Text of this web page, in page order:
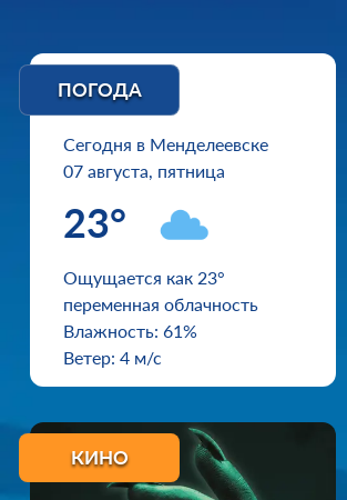
ПОГОДА
Сегодня в Менделеевске
07 августа, пятница
23°
Ощущается как 23°
переменная облачность
Влажность: 61%
Ветер: 4 м/с
КИНО